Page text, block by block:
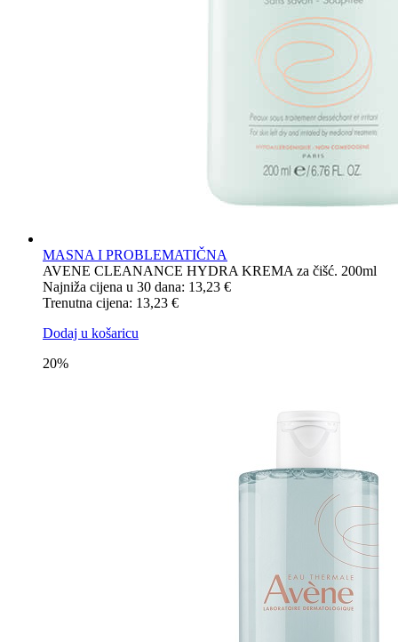
MASNA I PROBLEMATIČNA
AVENE CLEANANCE HYDRA KREMA za čišć. 200ml
Najniža cijena u 30 dana: 13,23 €
Trenutna cijena: 13,23 €
Dodaj u košaricu
20%